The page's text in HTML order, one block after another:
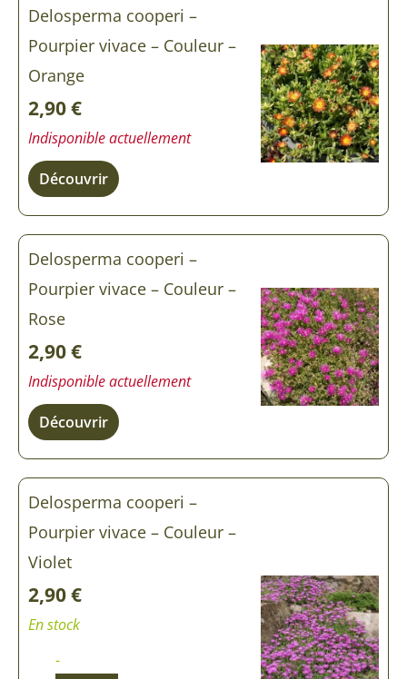
Delosperma cooperi –
Pourpier vivace – Couleur –
Orange
2,90€
Indisponible actuellement
Découvrir
Delosperma cooperi –
Pourpier vivace – Couleur –
Rose
2,90€
Indisponible actuellement
Découvrir
Delosperma cooperi –
Pourpier vivace – Couleur –
Violet
2,90€
En stock
-
de
cooperi
-
Pourpier
vivace